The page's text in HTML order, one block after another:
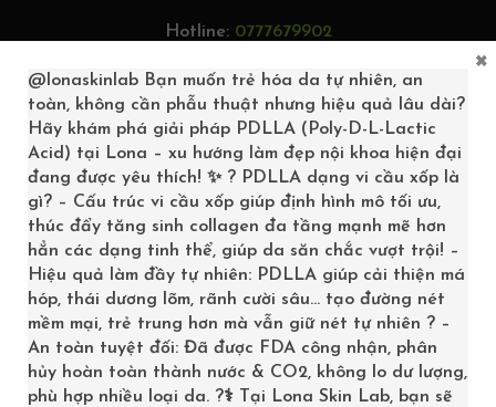
Hotline: 0777679902
0
@lonaskinlab Bạn muốn trẻ hóa da tự nhiên, an
toàn, không cần phẫu thuật nhưng hiệu quả lâu dài?
Hãy khám phá giải pháp PDLLA (Poly-D-L-Lactic
Acid) tại Lona – xu hướng làm đẹp nội khoa hiện đại
đang được yêu thích! ✨ ? PDLLA dạng vi cầu xốp là
gì? – Cấu trúc vi cầu xốp giúp định hình mô tối ưu,
thúc đẩy tăng sinh collagen đa tầng mạnh mẽ hơn
hẳn các dạng tinh thể, giúp da săn chắc vượt trội! –
Hiệu quả làm đầy tự nhiên: PDLLA giúp cải thiện má
hóp, thái dương lõm, rãnh cười sâu… tạo đường nét
mềm mại, trẻ trung hơn mà vẫn giữ nét tự nhiên ? –
An toàn tuyệt đối: Đã được FDA công nhận, phân
hủy hoàn toàn thành nước & CO2, không lo dư lượng,
phù hợp nhiều loại da. ?‍⚕️ Tại Lona Skin Lab, bạn sẽ
×